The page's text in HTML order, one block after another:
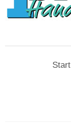
Start